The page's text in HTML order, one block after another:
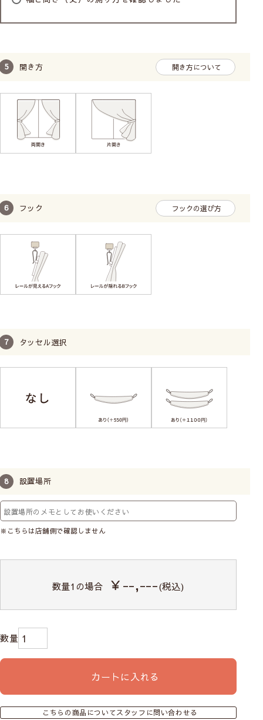
開き方 開き方について
フック フックの選び方
タッセル選択
設置場所
※こちらは店舗側で確認しません
数量1の場合 ￥--,---(税込)
カートに入れる
こちらの商品についてスタッフに問い合わせる